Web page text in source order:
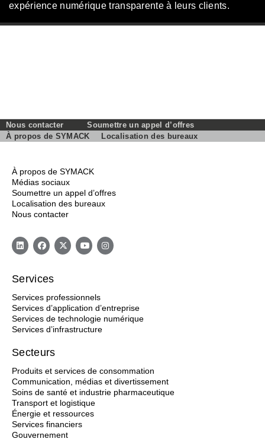
expérience numérique transparente à leurs clients.
Nous contacter
Soumettre un appel d’offres
À propos de SYMACK
Localisation des bureaux
À propos de SYMACK
Médias sociaux
Soumettre un appel d’offres
Localisation des bureaux
Nous contacter
Services
Services professionnels
Services d’application d’entreprise
Services de technologie numérique
Services d’infrastructure
Secteurs
Produits et services de consommation
Communication, médias et divertissement
Soins de santé et industrie pharmaceutique
Transport et logistique
Énergie et ressources
Services financiers
Gouvernement